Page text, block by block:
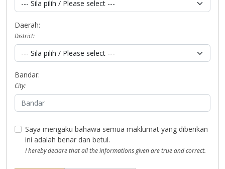
Daerah:
District:
Bandar:
City:
Saya mengaku bahawa semua maklumat yang diberikan
ini adalah benar dan betul.
I hereby declare that all the informations given are true and correct.